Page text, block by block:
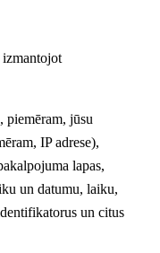
piemēram, jūsu
IP adrese),
lapas,
un datumu, laiku,
un citus